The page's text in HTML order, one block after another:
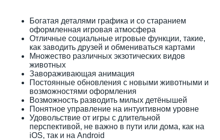
Богатая деталями графика и со старанием
оформленная игровая атмосфера
Отличные социальные игровые функции, такие,
как заводить друзей и обмениваться картами
Множество различных экзотических видов
животных
Завораживающая анимация
Постоянные обновления с новыми животными и
возможностями оформления
Возможность разводить милых детёнышей
Понятное управление на интуитивном уровне
Удовольствие от игры с длительной
перспективой, не важно в пути или дома, как на
iOS, так и на Android